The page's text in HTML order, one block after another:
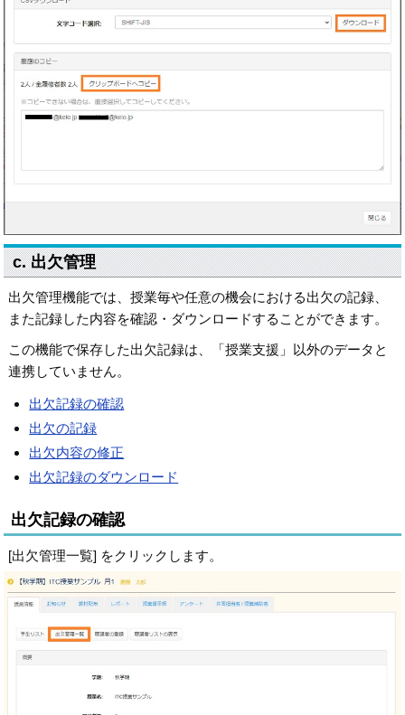
c. 出欠管理
出欠管理機能では、授業毎や任意の機会における出欠の記録、
また記録した内容を確認・ダウンロードすることができます。
この機能で保存した出欠記録は、「授業支援」以外のデータと
連携していません。
出欠記録の確認
出欠の記録
出欠内容の修正
出欠記録のダウンロード
出欠記録の確認
[出欠管理一覧] をクリックします。